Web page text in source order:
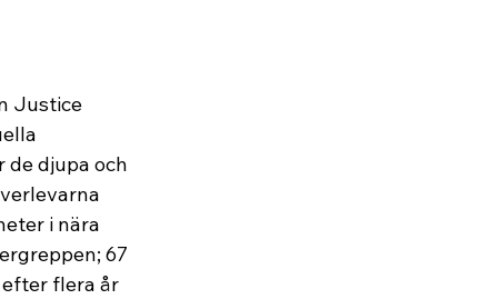
Justice
de djupa och
i nära
67
flera år